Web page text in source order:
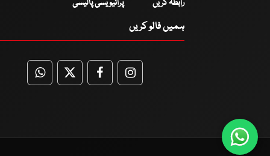
رابطہ کریں پرائیویسی پالیسی
ہمیں فالو کریں
WhatsApp
TwitterFacebookFacebook